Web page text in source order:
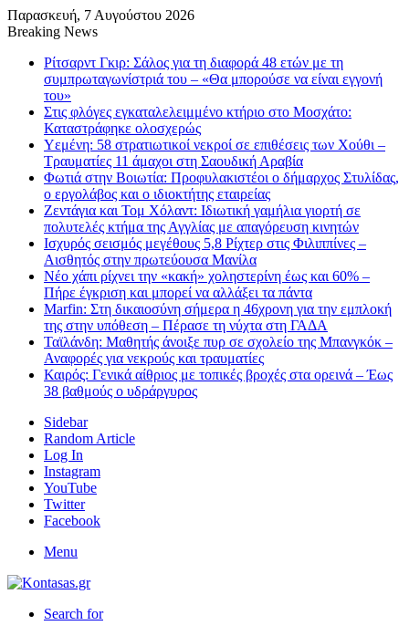
Παρασκευή, 7 Αυγούστου 2026
Breaking News
Ρίτσαρντ Γκιρ: Σάλος για τη διαφορά 48 ετών με τη
συμπρωταγωνίστριά του – «Θα μπορούσε να είναι εγγονή
του»
Στις φλόγες εγκαταλελειμμένο κτήριο στο Μοσχάτο:
Καταστράφηκε ολοσχερώς
Υεμένη: 58 στρατιωτικοί νεκροί σε επιθέσεις των Χούθι –
Τραυματίες 11 άμαχοι στη Σαουδική Αραβία
Φωτιά στην Βοιωτία: Προφυλακιστέοι ο δήμαρχος Στυλίδας,
ο εργολάβος και ο ιδιοκτήτης εταιρείας
Ζεντάγια και Τομ Χόλαντ: Ιδιωτική γαμήλια γιορτή σε
πολυτελές κτήμα της Αγγλίας με απαγόρευση κινητών
Ισχυρός σεισμός μεγέθους 5,8 Ρίχτερ στις Φιλιππίνες –
Αισθητός στην πρωτεύουσα Μανίλα
Νέο χάπι ρίχνει την «κακή» χοληστερίνη έως και 60% –
Πήρε έγκριση και μπορεί να αλλάξει τα πάντα
Marfin: Στη δικαιοσύνη σήμερα η 46χρονη για την εμπλοκή
της στην υπόθεση – Πέρασε τη νύχτα στη ΓΑΔΑ
Ταϊλάνδη: Μαθητής άνοιξε πυρ σε σχολείο της Μπανγκόκ –
Αναφορές για νεκρούς και τραυματίες
Καιρός: Γενικά αίθριος με τοπικές βροχές στα ορεινά – Έως
38 βαθμούς ο υδράργυρος
Sidebar
Random Article
Log In
Instagram
YouTube
Twitter
Facebook
Menu
Search for